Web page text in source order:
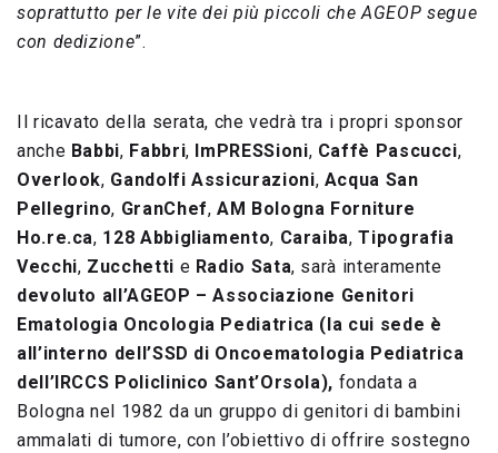
soprattutto per le vite dei più piccoli che AGEOP segue
con dedizione”.
Il ricavato della serata, che vedrà tra i propri sponsor
anche Babbi, Fabbri, ImPRESSioni, Caffè Pascucci,
Overlook, Gandolfi Assicurazioni, Acqua San
Pellegrino, GranChef,AM Bologna Forniture
Ho.re.ca, 128 Abbigliamento, Caraiba,Tipografia
Vecchi, Zucchetti e Radio Sata, sarà interamente
devoluto all’AGEOP – Associazione Genitori
Ematologia Oncologia Pediatrica (la cui sede è
all’interno dell’SSD di Oncoematologia Pediatrica
dell’IRCCS Policlinico Sant’Orsola), fondata a
Bologna nel 1982 da un gruppo di genitori di bambini
ammalati di tumore, con l’obiettivo di offrire sostegno